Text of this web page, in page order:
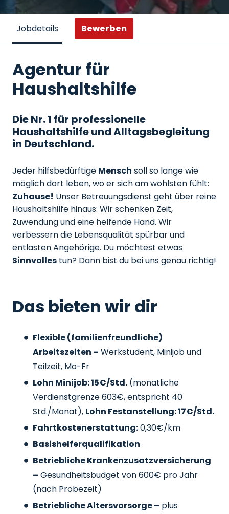
Jobdetails Bewerben
Agentur für
Haushaltshilfe
Die Nr. 1 für professionelle
Haushaltshilfe und Alltagsbegleitung
in Deutschland.
Jeder hilfsbedürftige Mensch soll so lange wie
möglich dort leben, wo er sich am wohlsten fühlt:
Zuhause! Unser Betreuungsdienst geht über reine
Haushaltshilfe hinaus: Wir schenken Zeit,
Zuwendung und eine helfende Hand. Wir
verbessern die Lebensqualität spürbar und
entlasten Angehörige. Du möchtest etwas
Sinnvolles tun? Dann bist du bei uns genau richtig!
Das bieten wir dir
Flexible (familienfreundliche)
Arbeitszeiten – Werkstudent, Minijob und
Teilzeit, Mo-Fr
Lohn Minijob: 15€/Std. (monatliche
Verdienstgrenze 603€, entspricht 40
Std./Monat), Lohn Festanstellung: 17€/Std.
Fahrtkostenerstattung:0,30€/km
Basishelferqualifikation
Betriebliche Krankenzusatzversicherung
– Gesundheitsbudget von 600€ pro Jahr
(nach Probezeit)
Betriebliche Altersvorsorge – plus